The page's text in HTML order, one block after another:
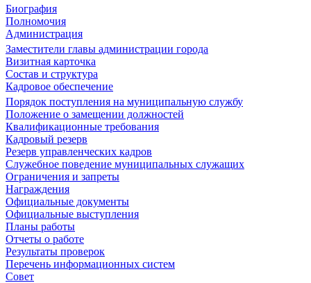
Биография
Полномочия
Администрация
Заместители главы администрации города
Визитная карточка
Состав и структура
Кадровое обеспечение
Порядок поступления на муниципальную службу
Положение о замещении должностей
Квалификационные требования
Кадровый резерв
Резерв управленческих кадров
Служебное поведение муниципальных служащих
Ограничения и запреты
Награждения
Официальные документы
Официальные выступления
Планы работы
Отчеты о работе
Результаты проверок
Перечень информационных систем
Совет